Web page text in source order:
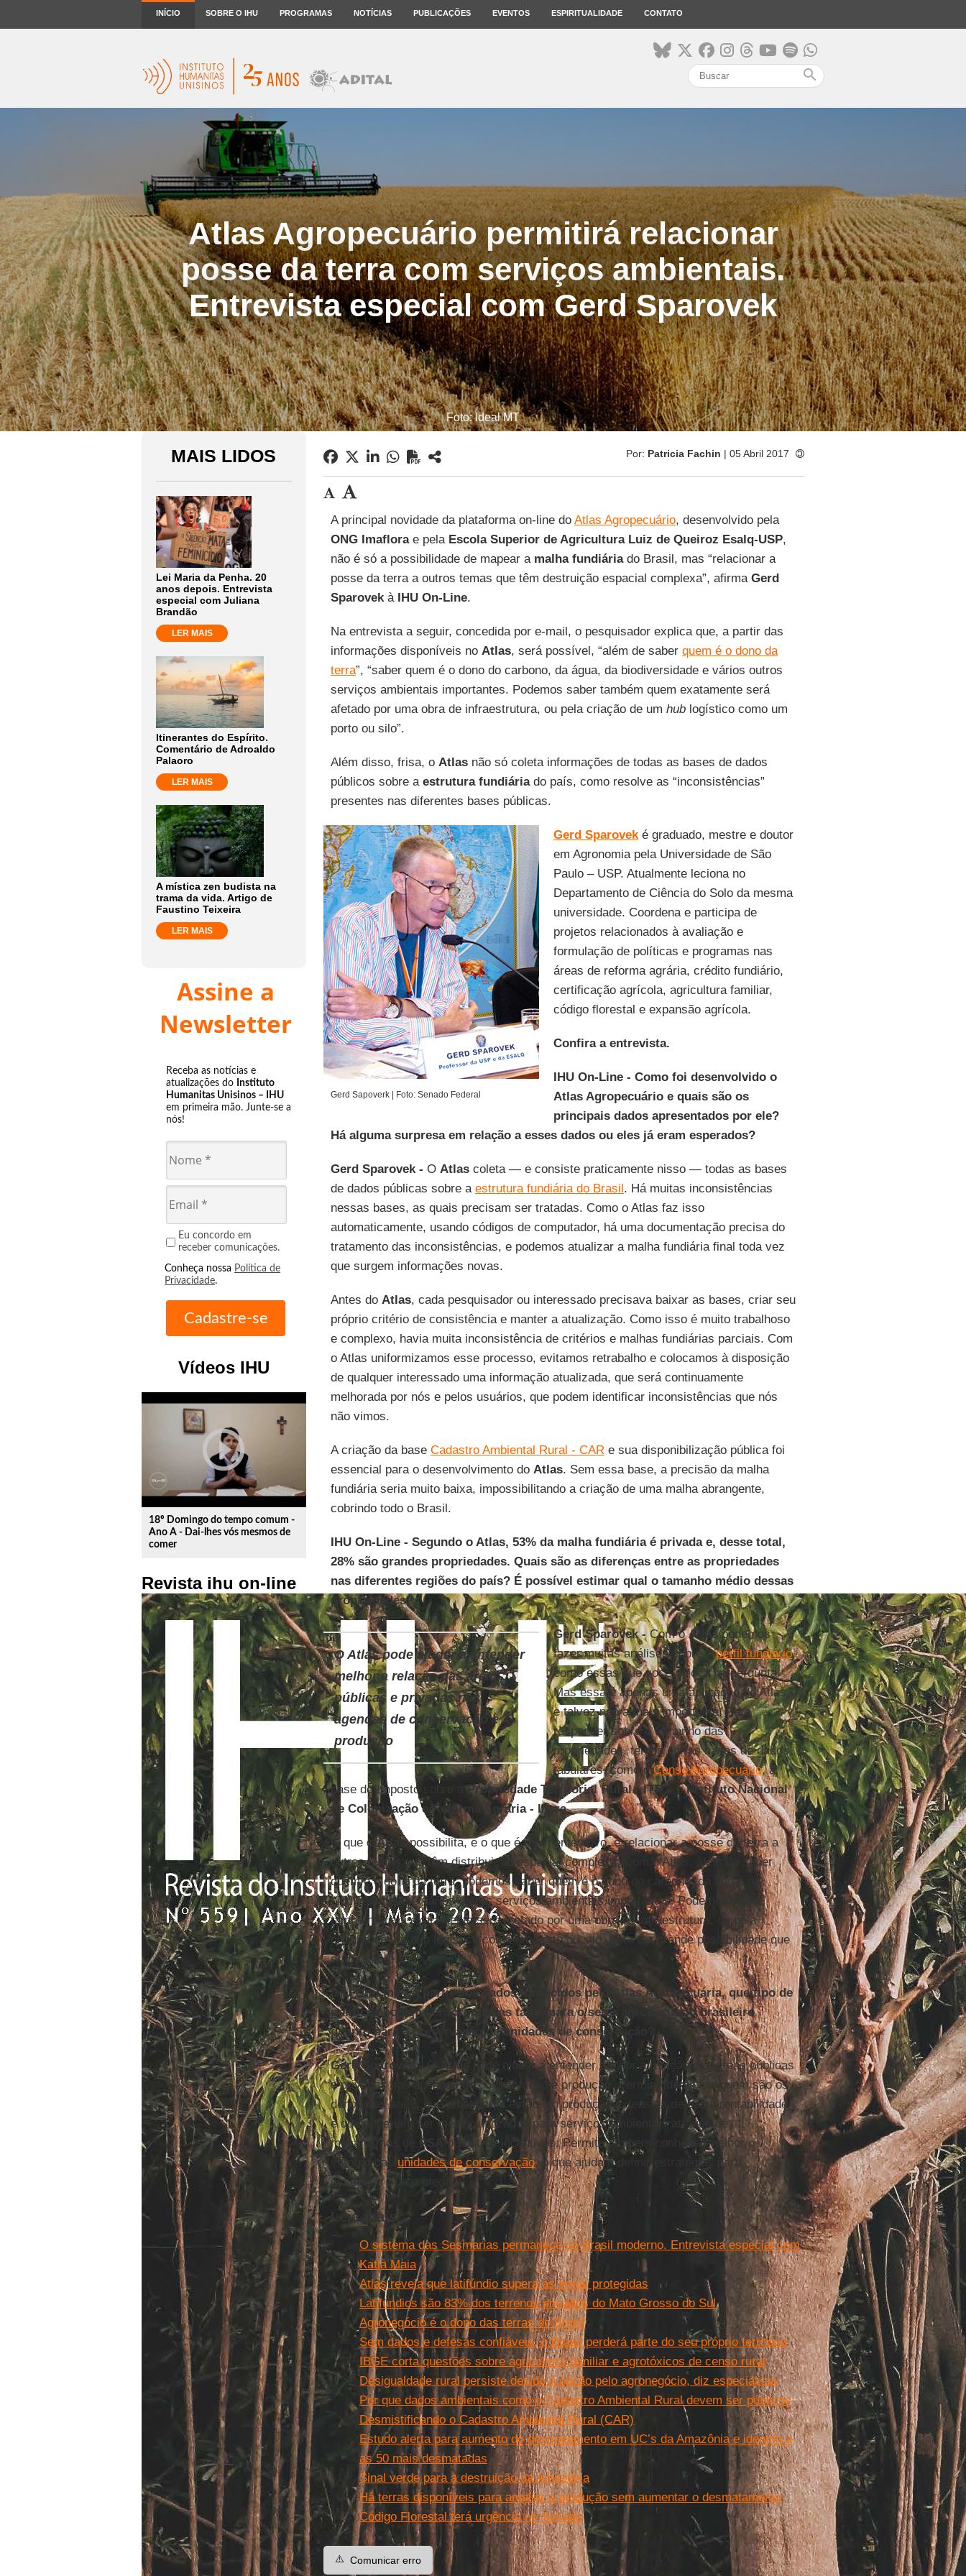
INÍCIO SOBRE O IHU PROGRAMAS NOTÍCIAS PUBLICAÇÕES EVENTOS ESPIRITUALIDADE CONTATO
search
Atlas Agropecuário permitirá relacionar
posse da terra com serviços ambientais.
Entrevista especial com Gerd Sparovek
Foto: Ideal MT
MAIS LIDOS
Lei Maria da Penha. 20
anos depois. Entrevista
especial com Juliana
Brandão
LER MAIS
Itinerantes do Espírito.
Comentário de Adroaldo
Palaoro
LER MAIS
A mística zen budista na
trama da vida. Artigo de
Faustino Teixeira
LER MAIS
Assine a
Newsletter
Receba as notícias e
atualizações do Instituto
Humanitas Unisinos – IHU
em primeira mão. Junte-se a
nós!
Eu concordo em
receber comunicações.
Conheça nossa Política de
Privacidade.
Vídeos IHU
play_circle_outline
18º Domingo do tempo comum -
Ano A - Dai-lhes vós mesmos de
comer
Revista ihu on-line
Por: Patricia Fachin | 05 Abril 2017
A principal novidade da plataforma on-line do Atlas Agropecuário, desenvolvido pela
ONG Imaflorae pelaEscola Superior de Agricultura Luiz de Queiroz Esalq-USP,
não é só a possibilidade de mapear a malha fundiáriado Brasil, mas “relacionar a
posse da terra a outros temas que têm destruição espacial complexa”, afirma Gerd
SparovekàIHU On-Line.
Na entrevista a seguir, concedida por e-mail, o pesquisador explica que, a partir das
informações disponíveis no Atlas, será possível, “além de saber quem é o dono da
terra”, “saber quem é o dono do carbono, da água, da biodiversidade e vários outros
serviços ambientais importantes. Podemos saber também quem exatamente será
afetado por uma obra de infraestrutura, ou pela criação de um hublogístico como um
porto ou silo”.
Além disso, frisa, o Atlasnão só coleta informações de todas as bases de dados
públicos sobre a estrutura fundiáriado país, como resolve as “inconsistências”
presentes nas diferentes bases públicas.
Gerd Sapoverk | Foto: Senado Federal
Gerd Sparoveké graduado, mestre e doutor
em Agronomia pela Universidade de São
Paulo – USP. Atualmente leciona no
Departamento de Ciência do Solo da mesma
universidade. Coordena e participa de
projetos relacionados à avaliação e
formulação de políticas e programas nas
áreas de reforma agrária, crédito fundiário,
certificação agrícola, agricultura familiar,
código florestal e expansão agrícola.
Confira a entrevista.
IHU On-Line - Como foi desenvolvido o
Atlas Agropecuário e quais são os
principais dados apresentados por ele?
Há alguma surpresa em relação a esses dados ou eles já eram esperados?
Gerd Sparovek - O Atlascoleta — e consiste praticamente nisso — todas as bases
de dados públicas sobre a estrutura fundiária do Brasil. Há muitas inconsistências
nessas bases, as quais precisam ser tratadas. Como o Atlas faz isso
automaticamente, usando códigos de computador, há uma documentação precisa do
tratamento das inconsistências, e podemos atualizar a malha fundiária final toda vez
que surgem informações novas.
Antes do Atlas, cada pesquisador ou interessado precisava baixar as bases, criar seu
próprio critério de consistência e manter a atualização. Como isso é muito trabalhoso
e complexo, havia muita inconsistência de critérios e malhas fundiárias parciais. Com
o Atlas uniformizamos esse processo, evitamos retrabalho e colocamos à disposição
de qualquer interessado uma informação atualizada, que será continuamente
melhorada por nós e pelos usuários, que podem identificar inconsistências que nós
não vimos.
A criação da base Cadastro Ambiental Rural - CARe sua disponibilização pública foi
essencial para o desenvolvimento do Atlas. Sem essa base, a precisão da malha
fundiária seria muito baixa, impossibilitando a criação de uma malha abrangente,
cobrindo todo o Brasil.
IHU On-Line - Segundo o Atlas, 53% da malha fundiária é privada e, desse total,
28% são grandes propriedades. Quais são as diferenças entre as propriedades
nas diferentes regiões do país? É possível estimar qual o tamanho médio dessas
propriedades?
O Atlas pode ajudar a entender
melhor a relação das áreas
públicas e privadas nas
agendas de conservação e
produção
Gerd Sparovek -Com oAtlaspodemos
fazer muitas análises sobre operfil fundiário,
como essas que você coloca na pergunta.
Mas essa é apenas uma aplicação do Atlas,
e talvez não a mais importante. Para
responder sobre o tamanho das
propriedades, temos outras bases de dados
tabulares, como oCenso Agropecuário, a
base do Imposto sobre a
Propriedade Territorial Rural - ITRe oInstituto Nacional
de Colonização e Reforma Agrária - Incra.
O que oAtlaspossibilita, e o que é realmente novo, é relacionar a posse da terra a
outros temas que têm distribuição espacial complexa. Com o Atlas, além de saber
quem é o dono da terra, podemos saber quem é o dono do carbono, da água, da
biodiversidade e vários outros serviços ambientais importantes. Podemos saber
também quem exatamente será afetado por uma obra de infraestrutura, ou pela
criação de umhub logístico como um porto ou silo. Esta é a grande possibilidade que
o Atlas abre.
IHU On-Line - A partir dos dados fornecidos pelo Atlas Agropecuária, que tipo de
políticas podem ser formuladas tanto para o setor agropecuário brasileiro
quanto para a preservação de unidades de conservação?
Gerd Sparovek -OAtlas
pode ajudar a entender melhor a relação das áreas públicas
e privadas nas agendas de conservação e produção. Permite identificar quem são os
donos das áreas que atualmente estão em produção extensiva de baixa rentabilidade
e que poderiam ser melhor utilizadas para serviços ambientais através de
mecanismos dePSAou outros incentivos. Permite também conhecer melhor o
entorno das unidades de conservação, o que ajuda a definir estratégias para
assegurar sua proteção.
Leia mais
O sistema das Sesmarias permanece no Brasil moderno. Entrevista especial com
Katia Maia
Atlas revela que latifúndio supera as áreas protegidas
Latifúndios são 83% dos terrenos privados do Mato Grosso do Sul
Agronegócio é o dono das terras do Brasil
Sem dados e defesas confiáveis, o Brasil perderá parte do seu próprio território
IBGE corta questões sobre agricultura familiar e agrotóxicos de censo rural
Desigualdade rural persiste devido à opção pelo agronegócio, diz especialista
Por que dados ambientais como o Cadastro Ambiental Rural devem ser públicos
Desmistificando o Cadastro Ambiental Rural (CAR)
Estudo alerta para aumento do desmatamento em UC’s da Amazônia e identifica
as 50 mais desmatadas
Sinal verde para a destruição da Amazônia
Há terras disponíveis para ampliar a produção sem aumentar o desmatamento
Código Florestal terá urgência no Senado
⚠️ Comunicar erro